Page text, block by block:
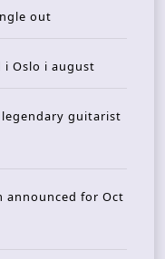
out
i Oslo i august
legendary guitarist
announced for Oct